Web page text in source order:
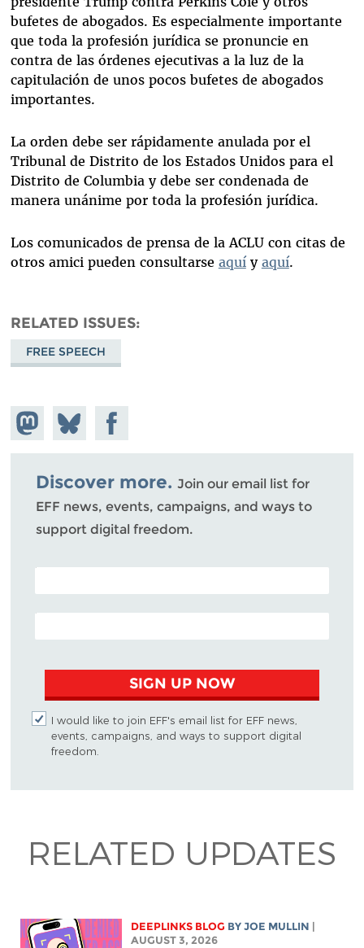
bufetes de abogados. Es especialmente importante
que toda la profesión jurídica se pronuncie en
contra de las órdenes ejecutivas a la luz de la
capitulación de unos pocos bufetes de abogados
importantes.
La orden debe ser rápidamente anulada por el
Tribunal de Distrito de los Estados Unidos para el
Distrito de Columbia y debe ser condenada de
manera unánime por toda la profesión jurídica.
Los comunicados de prensa de la ACLU con citas de
otros amici pueden consultarse aquíy aquí.
RELATED ISSUES
FREE SPEECH
Share on
Mastodon
Share
on
Bluesky
Share on
Facebook
Discover more. Join our email list for
EFF news, events, campaigns, and ways to
support digital freedom.
POSTAL CODE (OPTIONAL)
EMAIL ADDRESS
SIGN UP NOW
I would like to join EFF's email list for EFF news,
events, campaigns, and ways to support digital
freedom.
RELATED UPDATES
DEEPLINKS BLOG BYJOE MULLIN
AUGUST 3, 2026